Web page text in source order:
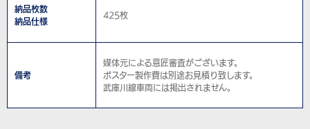
納品枚数
納品仕様
425枚
備考
媒体元による意匠審査がございます。
ポスター製作費は別途お見積り致します。
武庫川線車両には掲出されません。